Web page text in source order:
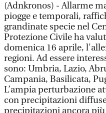
(Adnkronos) - Allarme
piogge e temporali,
grandinate specie nel
Protezione Civile ha
domenica 16 aprile,
regioni. Ad essere
sono: Umbria, Lazio,
Campania, Basilicata,
L’ampia perturbazione
con precipitazioni
precipitazioni ancora